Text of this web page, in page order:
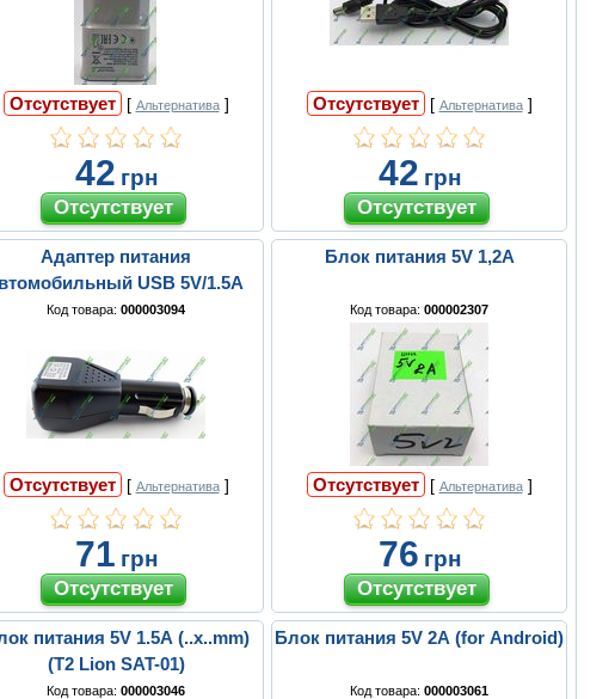
Отсутствует [ Альтернатива]
42 грн
Отсутствует [ Альтернатива]
42 грн
Адаптер питания
USB 5V/1.5A
Код товара: 000003094
Отсутствует [ Альтернатива]
71 грн
Блок питания 5V 1,2A
Код товара: 000002307
Отсутствует [ Альтернатива]
76 грн
питания 5V 1.5A (..x..mm)
(T2 Lion SAT-01)
Код товара: 000003046
Блок питания 5V 2A (for Android)
Код товара: 000003061